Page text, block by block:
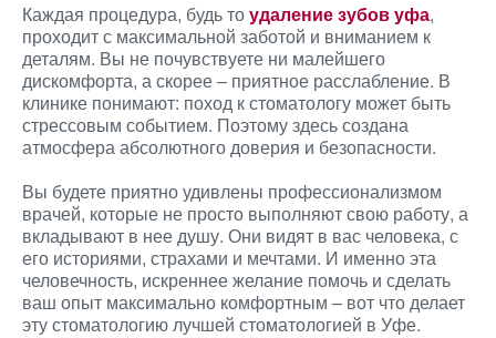
Каждая процедура, будь тоудаление зубов уфа,
проходит с максимальной заботой и вниманием к
деталям. Вы не почувствуете ни малейшего
дискомфорта, а скорее – приятное расслабление. В
клинике понимают: поход к стоматологу может быть
стрессовым событием. Поэтому здесь создана
атмосфера абсолютного доверия и безопасности.
Вы будете приятно удивлены профессионализмом
врачей, которые не просто выполняют свою работу, а
вкладывают в нее душу. Они видят в вас человека, с
его историями, страхами и мечтами. И именно эта
человечность, искреннее желание помочь и сделать
ваш опыт максимально комфортным – вот что делает
эту стоматологию лучшей стоматологией в Уфе.